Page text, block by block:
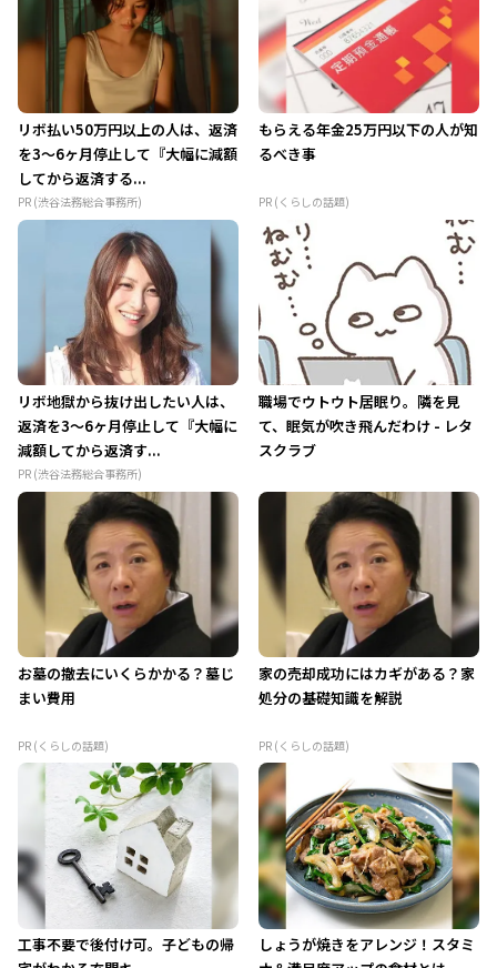
リボ払い50万円以上の人は、返済
を3～6ヶ月停止して『大幅に減額
してから返済する...
PR (渋谷法務総合事務所)
もらえる年金25万円以下の人が知
るべき事
PR (くらしの話題)
リボ地獄から抜け出したい人は、
返済を3～6ヶ月停止して『大幅に
減額してから返済す...
PR (渋谷法務総合事務所)
職場でウトウト居眠り。隣を見
て、眠気が吹き飛んだわけ - レタ
スクラブ
お墓の撤去にいくらかかる？墓じ
まい費用
PR (くらしの話題)
家の売却成功にはカギがある？家
処分の基礎知識を解説
PR (くらしの話題)
工事不要で後付け可。子どもの帰
しょうが焼きをアレンジ！スタミ